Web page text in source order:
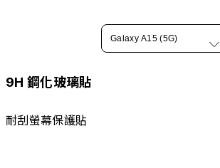
Galaxy A15 (5G)
9H 鋼化玻璃貼
耐刮螢幕保護貼